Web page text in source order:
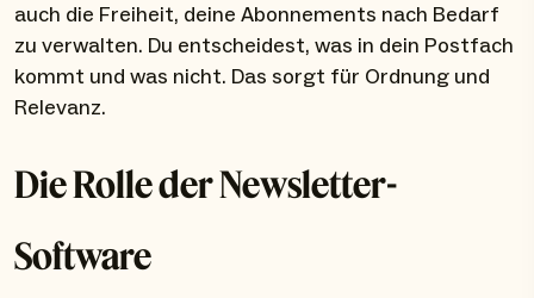
auch die Freiheit, deine Abonnements nach Bedarf
zu verwalten. Du entscheidest, was in dein Postfach
kommt und was nicht. Das sorgt für Ordnung und
Relevanz.
Die Rolle der Newsletter-
Software